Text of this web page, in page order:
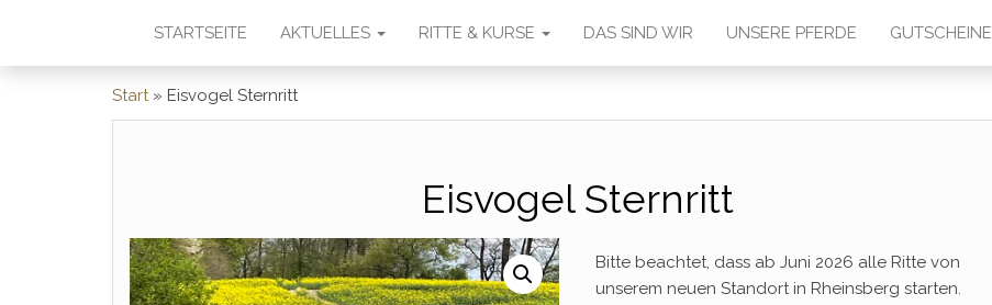
STARTSEITE AKTUELLES RITTE & KURSE DAS SIND WIR UNSERE PFERDE GUTSCHEINE
Start» Eisvogel Sternritt
Eisvogel Sternritt
Bitte beachtet, dass ab Juni 2026 alle Ritte von
unserem neuen Standort in Rheinsberg starten.